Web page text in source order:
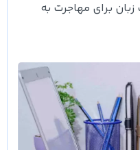
برای مهاجرت به